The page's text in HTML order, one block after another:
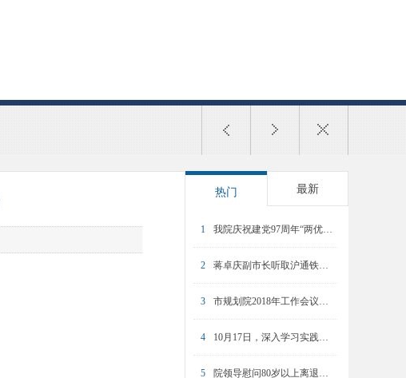
热门 最新
1 我院庆祝建党97周年“两优一先”表彰大会暨专题党课举行
2 蒋卓庆副市长听取沪通铁路和上海东站规划汇报
3 市规划院2018年工作会议暨2017年度总结表彰大会召开
4 10月17日，深入学习实践科学发展观活动动员大会召开
5 院领导慰问80岁以上离退休职工